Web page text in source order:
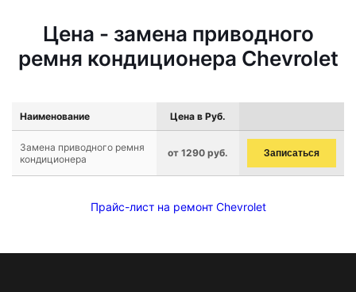
Цена - замена приводного
ремня кондиционера Chevrolet
Наименование Цена в Руб.
Замена приводного ремня
кондиционера
от 1290 руб. Записаться
Прайс-лист на ремонт Chevrolet